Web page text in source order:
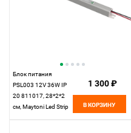
Блок питания
PSL003 12V 36W IP
20 811017, 28*2*2
см, Maytoni Led Strip
1 300 ₽
В КОРЗИНУ